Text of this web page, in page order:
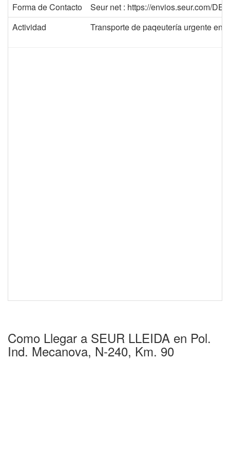
Forma de Contacto
Seur net : https://envios.seur.com/
Actividad
Transporte de paqeutería urgente en
Como Llegar a SEUR LLEIDA en Pol.
Ind. Mecanova, N-240, Km. 90